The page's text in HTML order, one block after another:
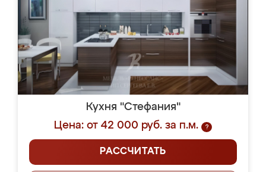
Кухня "Стефания"
Цена: от 42 000 руб. за п.м.
?
РАССЧИТАТЬ